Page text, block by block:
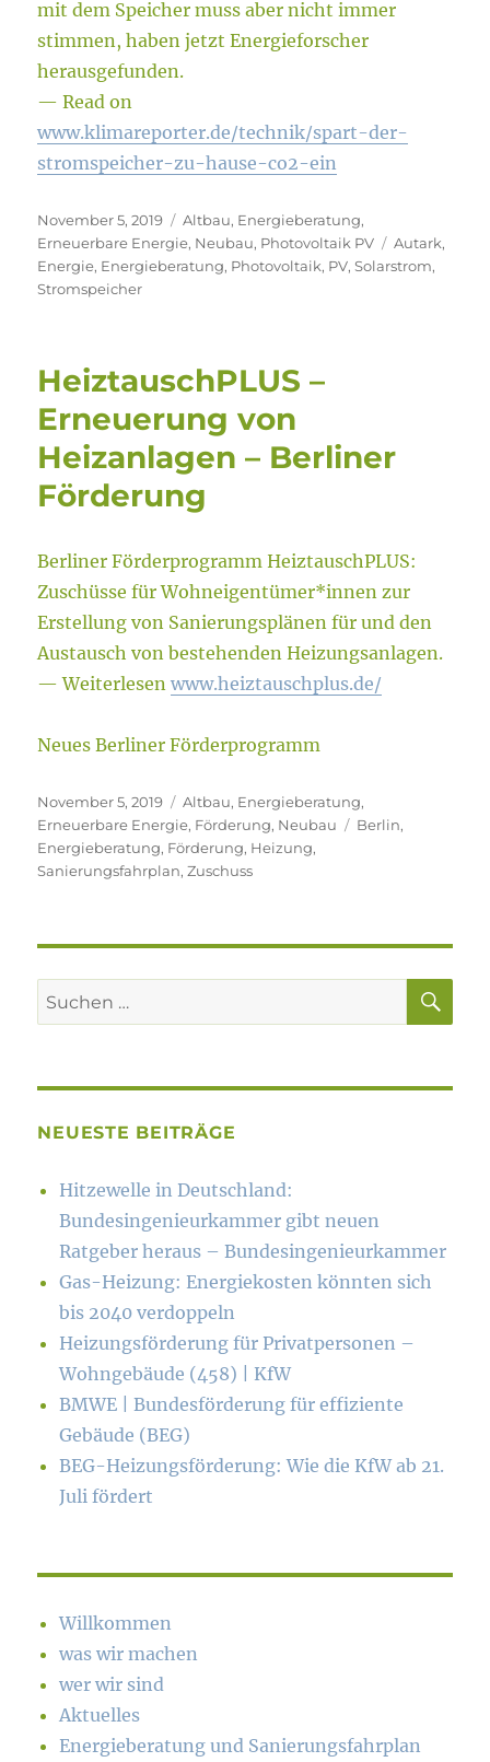
mit dem Speicher muss aber nicht immer
stimmen, haben jetzt Energieforscher
herausgefunden.
— Read on
www.klimareporter.de/technik/spart-der-
stromspeicher-zu-hause-co2-ein
Veröffentlicht
am
November 5, 2019 Kategorien
Altbau, Energieberatung,
Erneuerbare Energie, Neubau, Photovoltaik PV Schlagwörter
Autark,
Energie, Energieberatung, Photovoltaik, PV,Solarstrom,
Stromspeicher
HeiztauschPLUS –
Erneuerung von
Heizanlagen – Berliner
Förderung
Berliner Förderprogramm HeiztauschPLUS:
Zuschüsse für Wohneigentümer*innen zur
Erstellung von Sanierungsplänen für und den
Austausch von bestehenden Heizungsanlagen.
— Weiterlesenwww.heiztauschplus.de/
Neues Berliner Förderprogramm
Veröffentlicht
am
November 5, 2019 Kategorien
Altbau, Energieberatung,
Erneuerbare Energie, Förderung, Neubau Schlagwörter
Berlin,
Energieberatung, Förderung, Heizung,
Sanierungsfahrplan,Zuschuss
Suchen
nach:
NEUESTE BEITRÄGE
Hitzewelle in Deutschland:
Bundesingenieurkammer gibt neuen
Ratgeber heraus – Bundesingenieurkammer
Gas-Heizung: Energiekosten könn­ten sich
bis 2040 verdoppeln
Heizungsförderung für Privatpersonen –
Wohngebäude (458) | KfW
BMWE | Bundesförderung für effiziente
Gebäude (BEG)
BEG-Heizungsförderung: Wie die KfW ab 21.
Juli fördert
Willkommen
was wir machen
wer wir sind
Aktuelles
Energieberatung und Sanierungsfahrplan